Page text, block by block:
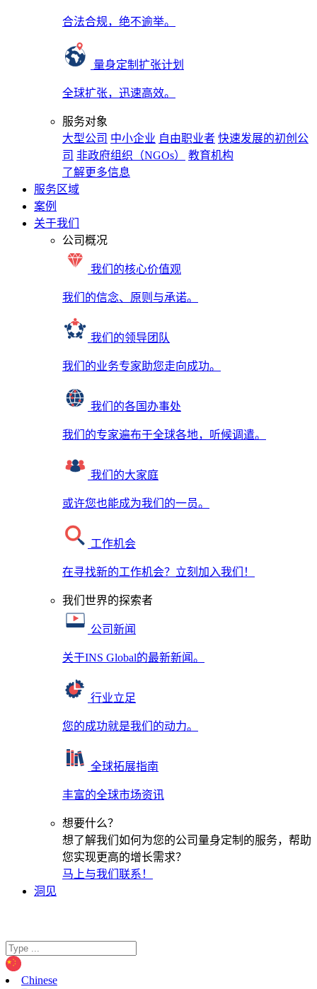
合法合规，绝不逾举。
量身定制扩张计划
全球扩张，迅速高效。
服务对象
大型公司 中小企业 自由职业者 快速发展的初创公
司 非政府组织（NGOs）
教育机构
了解更多信息
服务区域
案例
关于我们
公司概况
我们的核心价值观
我们的信念、原则与承诺。
我们的领导团队
我们的业务专家助您走向成功。
我们的各国办事处
我们的专家遍布于全球各地，听候调遣。
我们的大家庭
或许您也能成为我们的一员。
工作机会
在寻找新的工作机会？立刻加入我们！
我们世界的探索者
公司新闻
关于INS Global的最新新闻。
行业立足
您的成功就是我们的动力。
全球拓展指南
丰富的全球市场资讯
想要什么？
想了解我们如何为您的公司量身定制的服务，帮助
您实现更高的增长需求？
马上与我们联系！
洞见
Chinese